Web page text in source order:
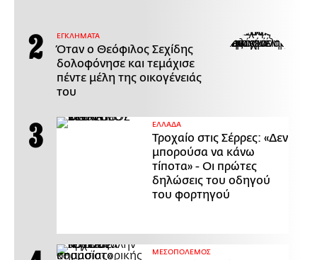
ΕΓΚΛΗΜΑΤΑ
Όταν ο Θεόφιλος Σεχίδης
δολοφόνησε και τεμάχισε
πέντε μέλη της οικογένειάς
του
ΕΛΛΑΔΑ
Τροχαίο στις Σέρρες: «Δεν
μπορούσα να κάνω
τίποτα» - Οι πρώτες
δηλώσεις του οδηγού
του φορτηγού
ΜΕΣΟΠΟΛΕΜΟΣ